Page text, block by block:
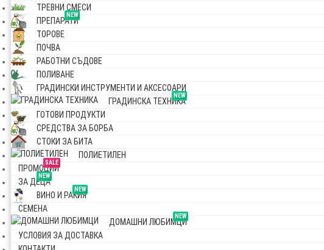
ТРЕВНИ СМЕСИ
NEW
ПРЕПАРАТИ
ТОРОВЕ
ПОЧВА
РАБОТНИ СЪДОВЕ
ПОЛИВАНЕ
ГРАДИНСКИ ИНСТРУМЕНТИ И АКСЕСОАРИ
NEW
ГРАДИНСКА ТЕХНИКА
ГОТОВИ ПРОДУКТИ
СРЕДСТВА ЗА БОРБА
СТОКИ ЗА БИТА
ПОЛИЕТИЛЕН
SALE
ПРОМОЦИИ
NEW
ЗА ДЕЦА
NEW
ВИНО И РАКИЯ
СЕМЕНА
NEW
ДОМАШНИ ЛЮБИМЦИ
УСЛОВИЯ ЗА ДОСТАВКА